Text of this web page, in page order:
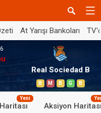
At Yarışı Bankoları
Real Sociedad B
B M B G B
Yeni
Aksiyon